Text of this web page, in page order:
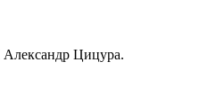
Александр Цицура.